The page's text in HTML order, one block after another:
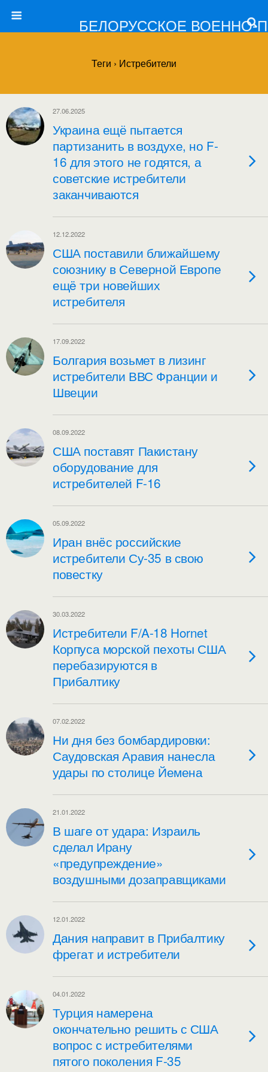
БЕЛОРУССКОЕ ВОЕННО-
Теги › Истребители
27.06.2025
Украина ещё пытается
партизанить в воздухе, но F-
16 для этого не годятся, а
советские истребители
заканчиваются
12.12.2022
США поставили ближайшему
союзнику в Северной Европе
ещë три новейших
истребителя
17.09.2022
Болгария возьмет в лизинг
истребители ВВС Франции и
Швеции
08.09.2022
США поставят Пакистану
оборудование для
истребителей F-16
05.09.2022
Иран внëс российские
истребители Су-35 в свою
повестку
30.03.2022
Истребители F/A-18 Hornet
Корпуса морской пехоты США
перебазируются в
Прибалтику
07.02.2022
Ни дня без бомбардировки:
Саудовская Аравия нанесла
удары по столице Йемена
21.01.2022
В шаге от удара: Израиль
сделал Ирану
«предупреждение»
воздушными дозаправщиками
12.01.2022
Дания направит в Прибалтику
фрегат и истребители
04.01.2022
Турция намерена
окончательно решить с США
вопрос с истребителями
пятого поколения F-35